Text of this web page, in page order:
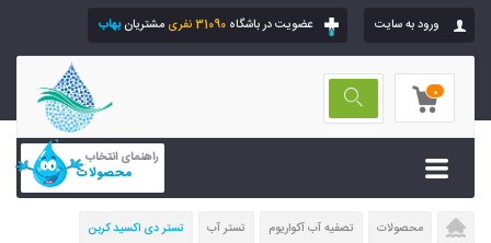
ورود به سایت عضویت در باشگاه 31090 نفری مشتریانبهاب
0
راهنمای انتخاب
محصولات
محصولات تصفیه آب آکواریوم تستر آب تستر دی‌ اکسید کربن